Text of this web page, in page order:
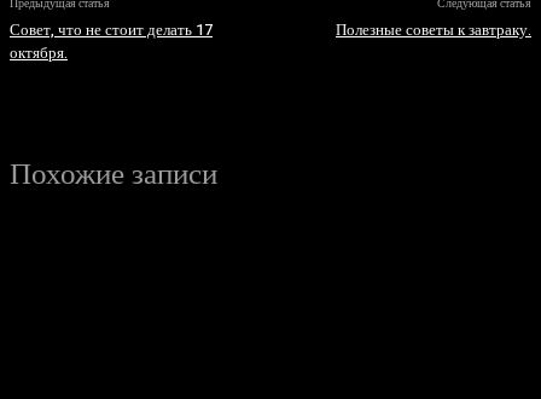
Предыдущая статья
Совет, что не стоит делать 17
октября.
Следующая статья
Полезные советы к завтраку.
Похожие записи